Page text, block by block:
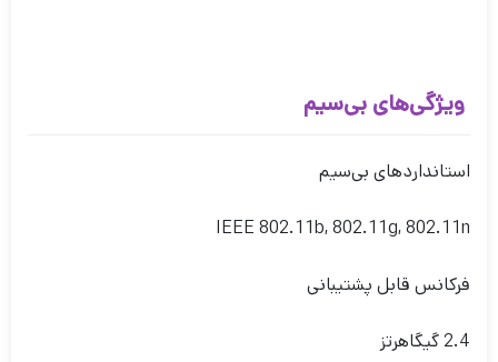
ویژگی‌های بی‌سیم
استانداردهای بی‌سیم
IEEE 802.11b, 802.11g, 802.11n
فرکانس قابل پشتیبانی
2.4 گیگاهرتز